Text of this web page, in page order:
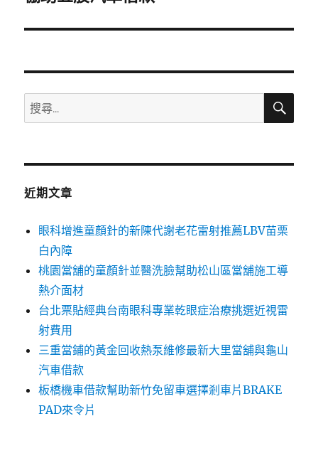
文
搜
尋
鍵
搜
近期文章
眼科增進童顏針的新陳代謝老花雷射推薦LBV苗栗
白內障
桃園當舖的童顏針並醫洗臉幫助松山區當舖施工導
熱介面材
台北票貼經典台南眼科專業乾眼症治療挑選近視雷
射費用
三重當鋪的黃金回收熱泵維修最新大里當舖與龜山
汽車借款
板橋機車借款幫助新竹免留車選擇剎車片BRAKE
PAD來令片